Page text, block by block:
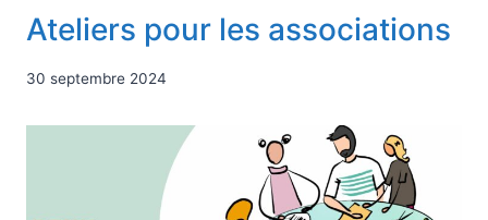
Ateliers pour les associations
30 septembre 2024